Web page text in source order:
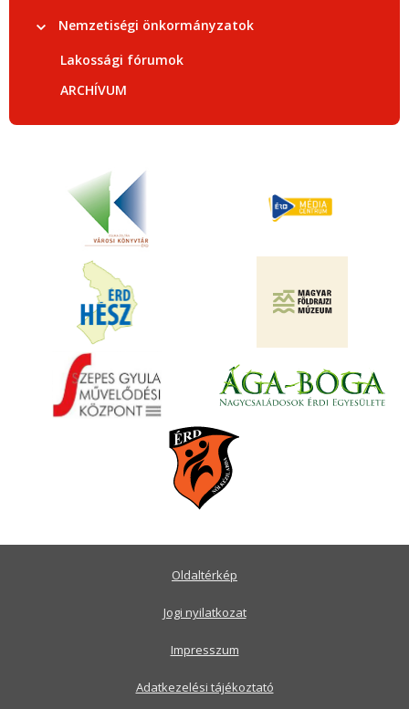
Nemzetiségi önkormányzatok
Lakossági fórumok
ARCHÍVUM
Oldaltérkép
Jogi nyilatkozat
Impresszum
Adatkezelési tájékoztató